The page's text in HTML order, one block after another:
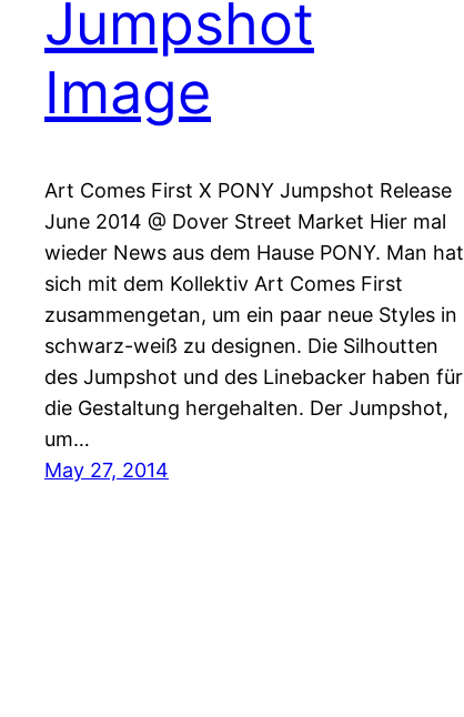
Jumpshot
Image
Art Comes First X PONY Jumpshot Release
June 2014 @ Dover Street Market Hier mal
wieder News aus dem Hause PONY. Man hat
sich mit dem Kollektiv Art Comes First
zusammengetan, um ein paar neue Styles in
schwarz-weiß zu designen. Die Silhoutten
des Jumpshot und des Linebacker haben für
die Gestaltung hergehalten. Der Jumpshot,
um…
May 27, 2014